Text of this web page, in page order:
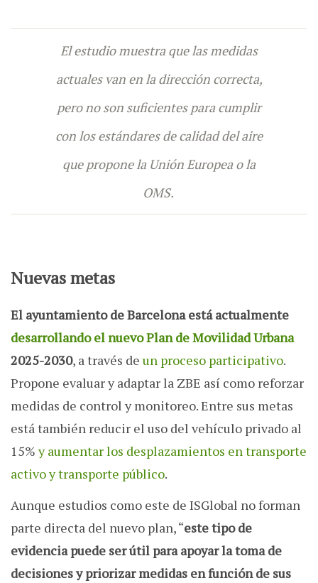
El estudio muestra que las medidas
actuales van en la dirección correcta,
pero no son suficientes para cumplir
con los estándares de calidad del aire
que propone la Unión Europea o la
OMS.
Nuevas metas
El ayuntamiento de Barcelona está actualmente
desarrollando el nuevo Plan de Movilidad Urbana
2025-2030, a través de un proceso participativo.
Propone evaluar y adaptar la ZBE así como reforzar
medidas de control y monitoreo. Entre sus metas
está también reducir el uso del vehículo privado al
15%y aumentar los desplazamientos en transporte
activo y transporte público.
Aunque estudios como este de ISGlobal no forman
parte directa del nuevo plan, “este tipo de
evidencia puede ser útil para apoyar la toma de
decisiones y priorizar medidas en función de sus